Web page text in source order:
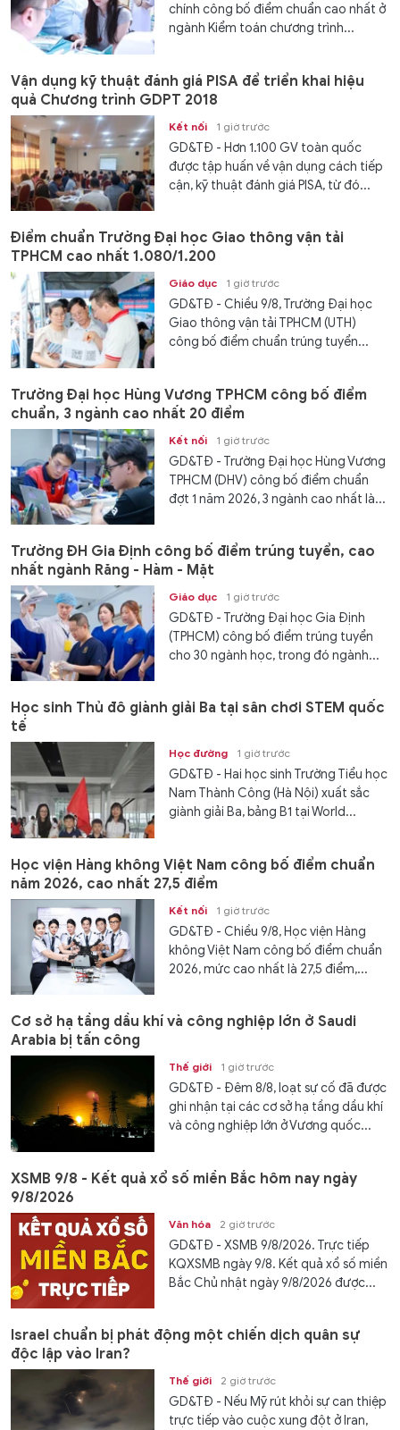
chính công bố điểm chuẩn cao nhất ở
ngành Kiểm toán chương trình...
Vận dụng kỹ thuật đánh giá PISA để triển khai hiệu
quả Chương trình GDPT 2018
Kết nối 1 giờ trước
GD&TĐ - Hơn 1.100 GV toàn quốc
được tập huấn về vận dụng cách tiếp
cận, kỹ thuật đánh giá PISA, từ đó...
Điểm chuẩn Trường Đại học Giao thông vận tải
TPHCM cao nhất 1.080/1.200
Giáo dục 1 giờ trước
GD&TĐ - Chiều 9/8, Trường Đại học
Giao thông vận tải TPHCM (UTH)
công bố điểm chuẩn trúng tuyển...
Trường Đại học Hùng Vương TPHCM công bố điểm
chuẩn, 3 ngành cao nhất 20 điểm
Kết nối 1 giờ trước
GD&TĐ - Trường Đại học Hùng Vương
TPHCM (DHV) công bố điểm chuẩn
đợt 1 năm 2026, 3 ngành cao nhất là...
Trường ĐH Gia Định công bố điểm trúng tuyển, cao
nhất ngành Răng - Hàm - Mặt
Giáo dục 1 giờ trước
GD&TĐ - Trường Đại học Gia Định
(TPHCM) công bố điểm trúng tuyển
cho 30 ngành học, trong đó ngành...
Học sinh Thủ đô giành giải Ba tại sân chơi STEM quốc
tế
Học đường 1 giờ trước
GD&TĐ - Hai học sinh Trường Tiểu học
Nam Thành Công (Hà Nội) xuất sắc
giành giải Ba, bảng B1 tại World...
Học viện Hàng không Việt Nam công bố điểm chuẩn
năm 2026, cao nhất 27,5 điểm
Kết nối 1 giờ trước
GD&TĐ - Chiều 9/8, Học viện Hàng
không Việt Nam công bố điểm chuẩn
2026, mức cao nhất là 27,5 điểm,...
Cơ sở hạ tầng dầu khí và công nghiệp lớn ở Saudi
Arabia bị tấn công
Thế giới 1 giờ trước
GD&TĐ - Đêm 8/8, loạt sự cố đã được
ghi nhận tại các cơ sở hạ tầng dầu khí
và công nghiệp lớn ở Vương quốc...
XSMB 9/8 - Kết quả xổ số miền Bắc hôm nay ngày
9/8/2026
Văn hóa 2 giờ trước
GD&TĐ - XSMB 9/8/2026. Trực tiếp
KQXSMB ngày 9/8. Kết quả xổ số miền
Bắc Chủ nhật ngày 9/8/2026 được...
Israel chuẩn bị phát động một chiến dịch quân sự
độc lập vào Iran?
Thế giới 2 giờ trước
GD&TĐ - Nếu Mỹ rút khỏi sự can thiệp
trực tiếp vào cuộc xung đột ở Iran,